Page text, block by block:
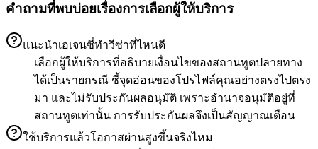
คำถามที่พบบ่อยเรื่องการเลือกผู้ให้บริการ
แนะนำเอเจนซี่ทำวีซ่าที่ไหนดี
เลือกผู้ให้บริการที่อธิบายเงื่อนไขของสถานทูตปลายทาง
ได้เป็นรายกรณี ชี้จุดอ่อนของโปรไฟล์คุณอย่างตรงไปตรง
มา และไม่รับประกันผลอนุมัติ เพราะอำนาจอนุมัติอยู่ที่
สถานทูตเท่านั้น การรับประกันผลจึงเป็นสัญญาณเตือน
ใช้บริการแล้วโอกาสผ่านสูงขึ้นจริงไหม